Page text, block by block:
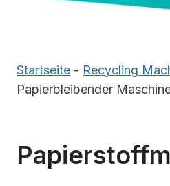
Startseite - Recycling
Papierbleibender